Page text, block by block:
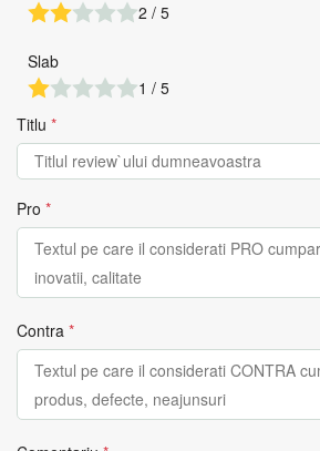
2 / 5
Slab
1 / 5
Titlu *
Pro *
Contra *